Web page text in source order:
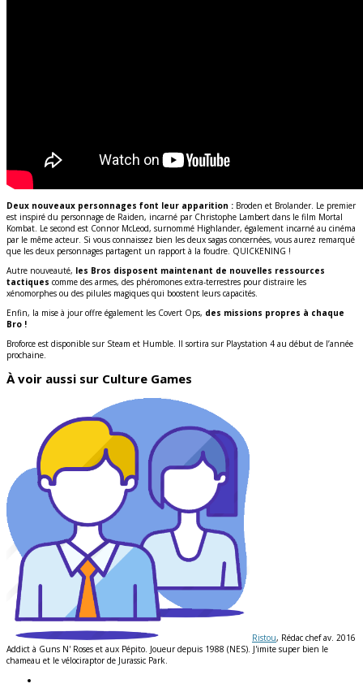
Deux nouveaux personnages font leur apparition : Broden et Brolander. Le premier
est inspiré du personnage de Raiden, incarné par Christophe Lambert dans le film Mortal
Kombat. Le second est Connor McLeod, surnommé Highlander, également incarné au cinéma
par le même acteur. Si vous connaissez bien les deux sagas concernées, vous aurez remarqué
que les deux personnages partagent un rapport à la foudre. QUICKENING !
Autre nouveauté, les Bros disposent maintenant de nouvelles ressources
tactiques comme des armes, des phéromones extra-terrestres pour distraire les
xénomorphes ou des pilules magiques qui boostent leurs capacités.
Enfin, la mise à jour offre également les Covert Ops, des missions propres à chaque
Bro !
Broforce est disponible sur Steam et Humble. Il sortira sur Playstation 4 au début de l’année
prochaine.
À voir aussi sur Culture Games
Ristou, Rédac chef av. 2016
Addict à Guns N' Roses et aux Pépito. Joueur depuis 1988 (NES). J'imite super bien le
chameau et le vélociraptor de Jurassic Park.